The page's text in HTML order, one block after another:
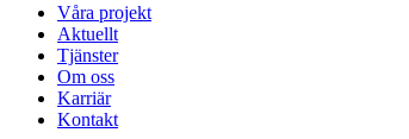
Våra projekt
Aktuellt
Tjänster
Om oss
Karriär
Kontakt